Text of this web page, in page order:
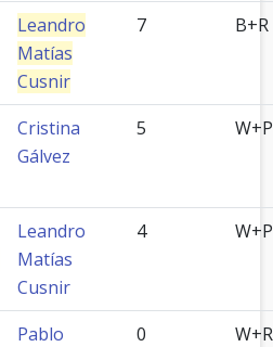
Leandro
Matías
Cusnir
7 B+R
Cristina
Gálvez
5 W+P
Leandro
Matías
Cusnir
4 W+P
Pablo
0 W+R